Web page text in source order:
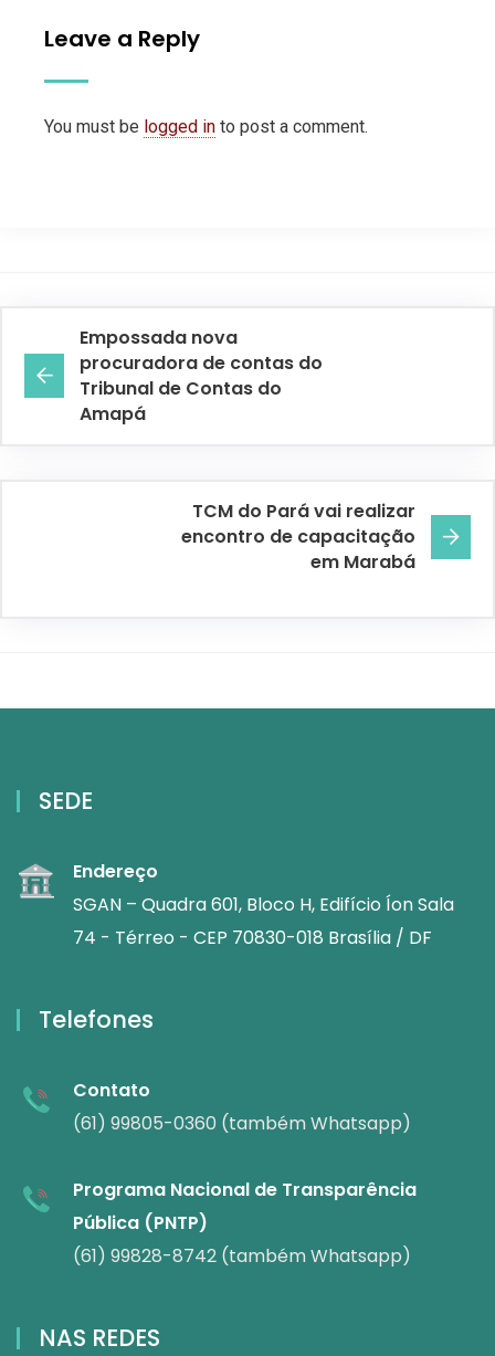
Leave a Reply
You must be logged in to post a comment.
Empossada nova
procuradora de contas do
Tribunal de Contas do
Amapá
TCM do Pará vai realizar
encontro de capacitação
em Marabá
SEDE
Endereço
SGAN – Quadra 601, Bloco H, Edifício Íon Sala
74 - Térreo - CEP 70830-018 Brasília / DF
Telefones
Contato
(61) 99805-0360 (também Whatsapp)
Programa Nacional de Transparência
Pública (PNTP)
(61) 99828-8742 (também Whatsapp)
NAS REDES